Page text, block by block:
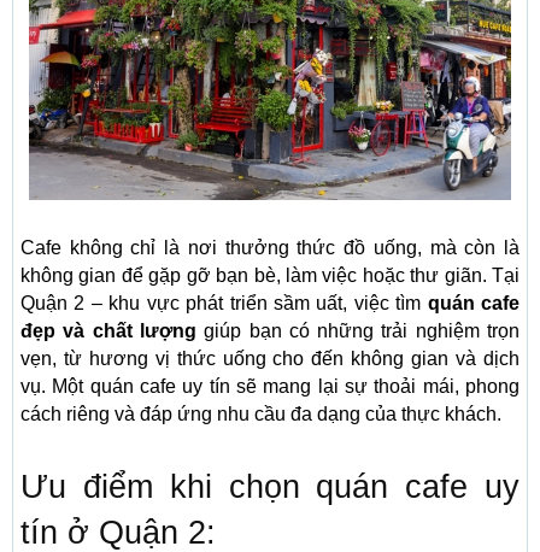
Cafe không chỉ là nơi thưởng thức đồ uống, mà còn là
không gian để gặp gỡ bạn bè, làm việc hoặc thư giãn. Tại
Quận 2 – khu vực phát triển sầm uất, việc tìm quán cafe
đẹp và chất lượng giúp bạn có những trải nghiệm trọn
vẹn, từ hương vị thức uống cho đến không gian và dịch
vụ. Một quán cafe uy tín sẽ mang lại sự thoải mái, phong
cách riêng và đáp ứng nhu cầu đa dạng của thực khách.
Ưu điểm khi chọn quán cafe uy
tín ở Quận 2: